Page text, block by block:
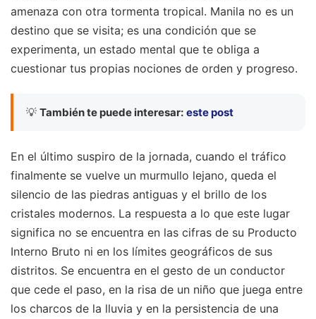
amenaza con otra tormenta tropical. Manila no es un
destino que se visita; es una condición que se
experimenta, un estado mental que te obliga a
cuestionar tus propias nociones de orden y progreso.
💡 También te puede interesar: este post
En el último suspiro de la jornada, cuando el tráfico
finalmente se vuelve un murmullo lejano, queda el
silencio de las piedras antiguas y el brillo de los
cristales modernos. La respuesta a lo que este lugar
significa no se encuentra en las cifras de su Producto
Interno Bruto ni en los límites geográficos de sus
distritos. Se encuentra en el gesto de un conductor
que cede el paso, en la risa de un niño que juega entre
los charcos de la lluvia y en la persistencia de una